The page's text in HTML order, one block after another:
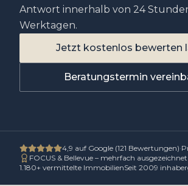
Antwort innerhalb von 24
Werktagen.
Jetzt kostenlos bewerten
Beratungstermin
4,9 auf Google (121 Bewertungen)·
FOCUS & Bellevue – mehrfach ausgezeichnet
1.180+ vermittelte ImmobilienSeit 2009